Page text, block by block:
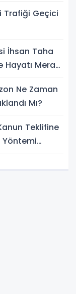
Trafiği Geçici
İhsan Taha
Hayatı Merak
Ne Zaman
Mı?
Teklifine
Yöntemi